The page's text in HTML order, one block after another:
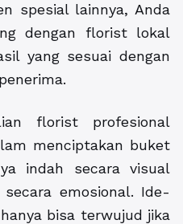
spesial lainnya, Anda
dengan florist lokal
yang sesuai dengan
florist profesional
menciptakan buket
indah secara visual
emosional. Ide-
bisa terwujud jika